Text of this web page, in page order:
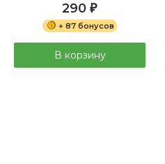
290 ₽
+ 87 бонусов
В корзину